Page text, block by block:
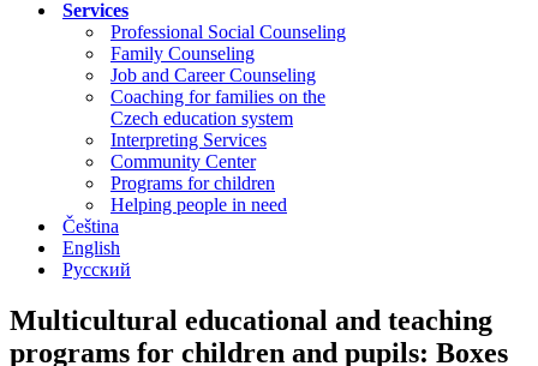
Services
Professional Social Counseling
Family Counseling
Job and Career Counseling
Coaching for families on the
Czech education system
Interpreting Services
Community Center
Programs for children
Helping people in need
Čeština
English
Русский
Multicultural educational and teaching
programs for children and pupils: Boxes